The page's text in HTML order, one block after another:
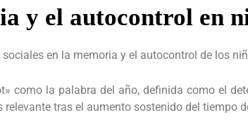
y el autocontrol en
en la memoria y el autocontrol de los
como la palabra del año, definida como el
tras el aumento sostenido del tiempo